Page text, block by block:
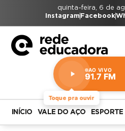
quinta-feira, 6 de
Instagram Facebook
Toque pra ouvir
AO VIVO
91.7 FM
Estação:
91.7
FM
INÍCIO VALE DO AÇO ESPORTE